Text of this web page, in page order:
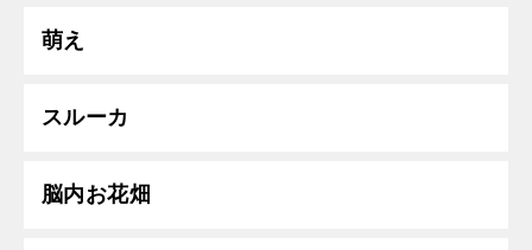
萌え
スルーカ
脳内お花畑